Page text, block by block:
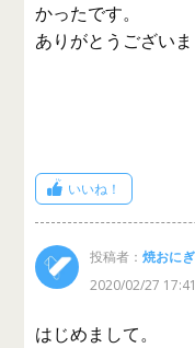
かったです。
ありがとうございま
いいね！
投稿者：焼おに
2020/02/27 17:41
はじめまして。